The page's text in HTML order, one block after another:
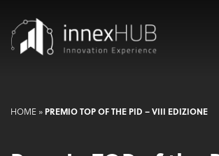
HOME » PREMIO TOP OF THE PID – VIII EDIZIONE